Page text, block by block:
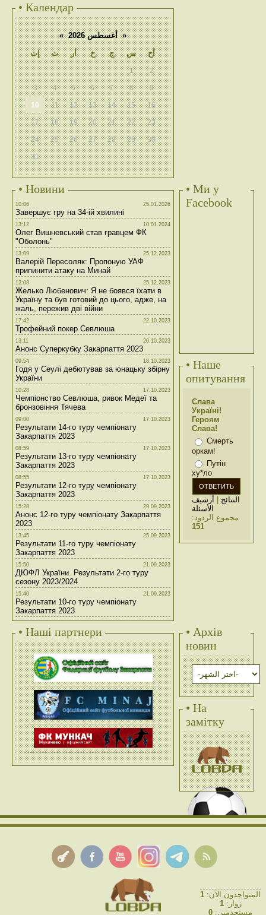
• Календар
« أغسطس 2026 »
إث
ث أر خ ج س أح
1 2
3 4 5 6 7 8 9
10 11 12 13 14 15 16
17 18 19 20 21 22 23
24 25 26 27 28 29 30
31
• Новини
10:06 25.01.2026
Завершує гру на 34-ій хвилині
13:12 10.01.2024
Олег Вишневський став гравцем ФК
"Оболонь"
13:09 25.12.2023
Валерій Пересоляк: Пропоную УАФ
припинити атаку на Минай
12:08 25.12.2023
Желько Любенович: Я не боявся їхати в
Україну та був готовий до цього, адже, на
жаль, пережив дві війни
17:42 22.10.2023
Трофейний покер Севлюша
13:11 20.10.2023
Анонс Суперкубку Закарпаття 2023
09:54 18.10.2023
Годя у Сеулі дебютував за юнацьку збірну
України
10:28 17.10.2023
Чемпіонство Севлюша, ривок Медеї та
бронзовіння Тячева
09:00 17.10.2023
Результати 14-го туру чемпіонату
Закарпаття 2023
08:59 17.10.2023
Результати 13-го туру чемпіонату
Закарпаття 2023
08:55 17.10.2023
Результати 12-го туру чемпіонату
Закарпаття 2023
15:28 29.09.2023
Анонс 12-го туру чемпіонату Закарпаття
2023
13:45 25.09.2023
Результати 11-го туру чемпіонату
Закарпаття 2023
15:50 21.09.2023
ДЮФЛ України. Результати 2-го туру
сезону 2023/2024
15:40 21.09.2023
Результати 10-го туру чемпіонату
Закарпаття 2023
• Ми у
Facebook
• Наше
опитування
Слава
Україні!
Героям
Слава!
Смерть
оркам!
Путін
ху*ло
النتائج | أرشيف
الأسئلة
مجموع الردود:
151
• Наші партнери
• Архів
новин
• На
замітку
المتواجدون الآن: 1
زوار:1
مستخدمين: 0